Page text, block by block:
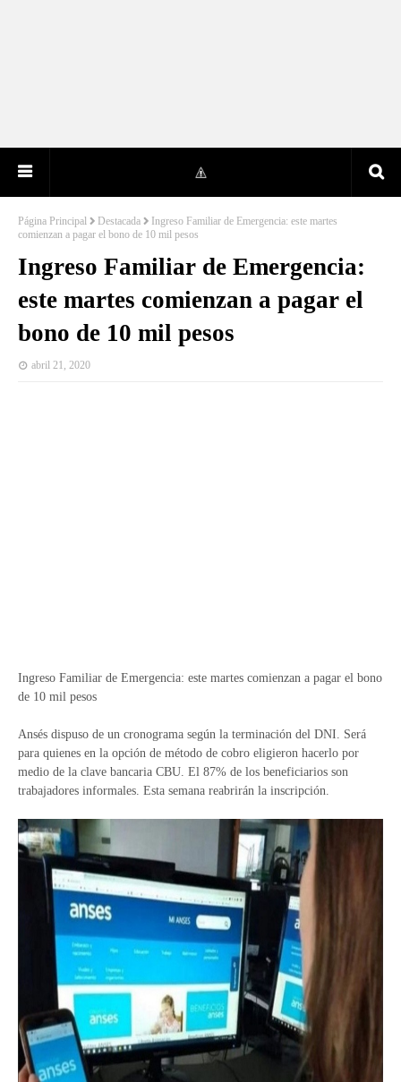
Página Principal Destacada
Ingreso Familiar de Emergencia: este martes
comienzan a pagar el bono de 10 mil pesos
Ingreso Familiar de Emergencia:
este martes comienzan a pagar el
bono de 10 mil pesos
abril 21, 2020
Ingreso Familiar de Emergencia: este martes comienzan a pagar el bono
de 10 mil pesos
Ansés dispuso de un cronograma según la terminación del DNI. Será
para quienes en la opción de método de cobro eligieron hacerlo por
medio de la clave bancaria CBU. El 87% de los beneficiarios son
trabajadores informales. Esta semana reabrirán la inscripción.